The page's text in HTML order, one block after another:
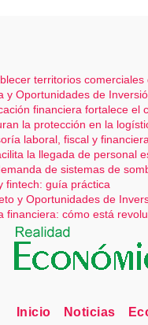
territorios
y Oportunidades de
financiera fortalece el
la protección en la
laboral, fiscal y financiera
la llegada de personal
de sistemas de
fintech: guía práctica
y Oportunidades de
cómo está
Inicio Noticias